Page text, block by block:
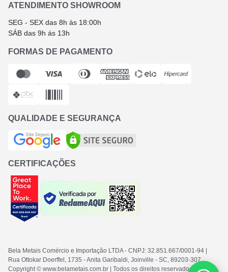
ATENDIMENTO SHOWROOM
SEG - SEX das 8h às 18:00h
SÁB das 9h ás 13h
FORMAS DE PAGAMENTO
QUALIDADE E SEGURANÇA
CERTIFICAÇÕES
Bela Metais Comércio e Importação LTDA- CNPJ: 32.851.667/0001-94
Rua Ottokar Doerffel, 1735 - Anita Garibaldi, Joinville - SC, 89203-307
Copyright © www.belametais.com.br | Todos os direitos reservados